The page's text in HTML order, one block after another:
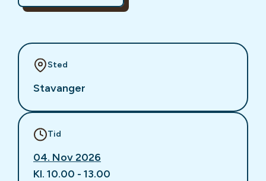
Sted
Stavanger
Tid
04. Nov 2026
Kl. 10.00 - 13.00